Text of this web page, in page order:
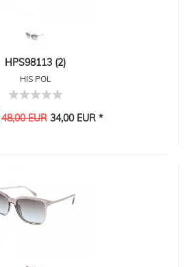
HPS98113 (2)
HIS POL
48,00 EUR34,00 EUR *